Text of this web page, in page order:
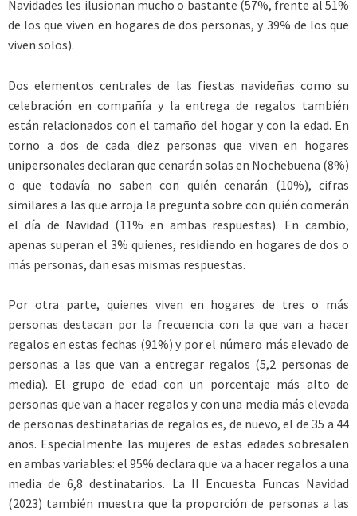
Navidades les ilusionan mucho o bastante (57%, frente al 51%
de los que viven en hogares de dos personas, y 39% de los que
viven solos).
Dos elementos centrales de las fiestas navideñas como su
celebración en compañía y la entrega de regalos también
están relacionados con el tamaño del hogar y con la edad. En
torno a dos de cada diez personas que viven en hogares
unipersonales declaran que cenarán solas en Nochebuena (8%)
o que todavía no saben con quién cenarán (10%), cifras
similares a las que arroja la pregunta sobre con quién comerán
el día de Navidad (11% en ambas respuestas). En cambio,
apenas superan el 3% quienes, residiendo en hogares de dos o
más personas, dan esas mismas respuestas.
Por otra parte, quienes viven en hogares de tres o más
personas destacan por la frecuencia con la que van a hacer
regalos en estas fechas (91%) y por el número más elevado de
personas a las que van a entregar regalos (5,2 personas de
media). El grupo de edad con un porcentaje más alto de
personas que van a hacer regalos y con una media más elevada
de personas destinatarias de regalos es, de nuevo, el de 35 a 44
años. Especialmente las mujeres de estas edades sobresalen
en ambas variables: el 95% declara que va a hacer regalos a una
media de 6,8 destinatarios. La II Encuesta Funcas Navidad
(2023) también muestra que la proporción de personas a las